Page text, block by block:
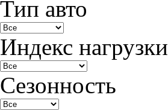
Тип авто
Индекс нагрузки
Сезонность